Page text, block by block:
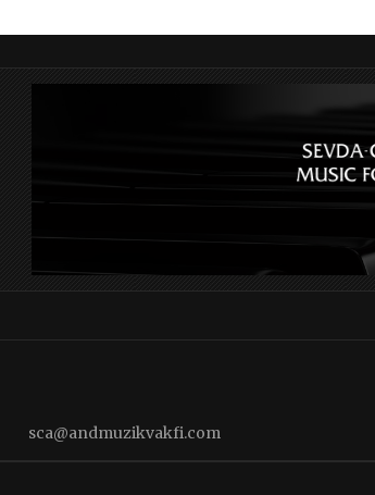
sca@andmuzikvakfi.com